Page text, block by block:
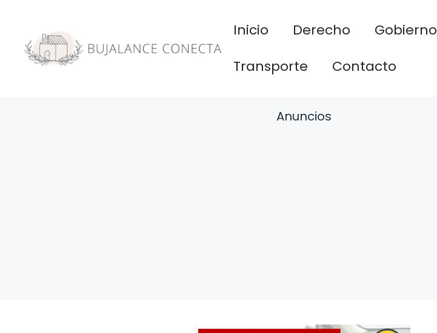
contenido
Inicio Derecho Gobierno
Transporte
Contacto
Anuncios